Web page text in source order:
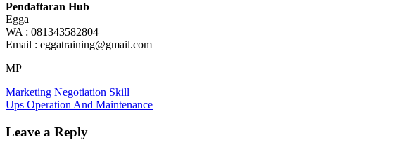
Pendaftaran Hub
Egga
WA : 081343582804
Email : eggatraining@gmail.com
MP
Pelatihan
Strategic
NegotiationStrategic
Post
navigation
Previous
Post:
Marketing Negotiation Skill
Next
Ups Operation And Maintenance
Leave a Reply